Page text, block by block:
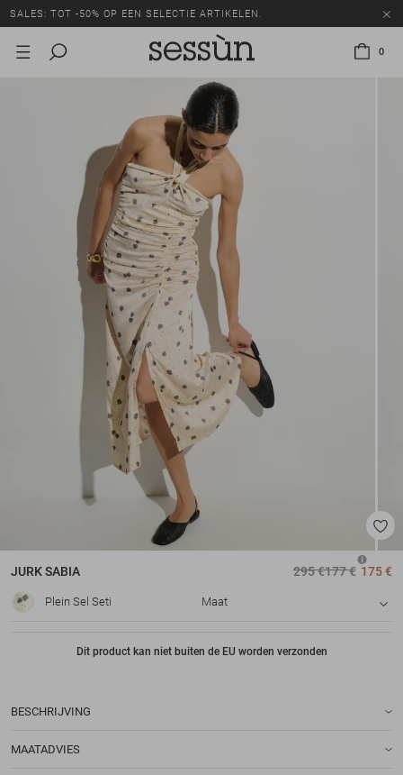
SALES: TOT -50% OP EEN SELECTIE ARTIKELEN.
0
JURKSABIA 295 €177 € 175 €
Plein Sel Seti Maat
Dit product kan niet buiten de EU worden verzonden
BESCHRIJVING
MAATADVIES